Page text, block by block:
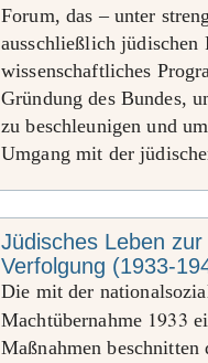
Forum, das – unter
ausschließlich
wissenschaftliches
Gründung des Bundes,
zu beschleunigen und
Umgang mit der
Jüdisches Leben
Verfolgung (1933-
Die mit der
Machtübernahme 1933
Maßnahmen beschnitten